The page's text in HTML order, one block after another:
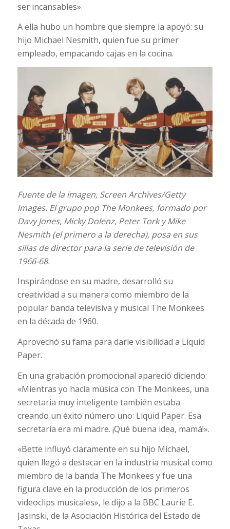
ser incansables».
A ella hubo un hombre que siempre la apoyó: su
hijo Michael Nesmith, quien fue su primer
empleado, empacando cajas en la cocina.
Fuente de la imagen, Screen Archives/Getty
Images. El grupo pop The Monkees, formado por
Davy Jones, Micky Dolenz, Peter Tork y Mike
Nesmith (el primero a la derecha), posa en sus
sillas de director para la serie de televisión de
1966-68.
Inspirándose en su madre, desarrolló su
creatividad a su manera como miembro de la
popular banda televisiva y musical The Monkees
en la década de 1960.
Aprovechó su fama para darle visibilidad a Liquid
Paper.
En una grabación promocional apareció diciendo:
«Mientras yo hacía música con The Monkees, una
secretaria muy inteligente también estaba
creando un éxito número uno: Liquid Paper. Esa
secretaria era mi madre. ¡Qué buena idea, mamá!».
«Bette influyó claramente en su hijo Michael,
quien llegó a destacar en la industria musical como
miembro de la banda The Monkees y fue una
figura clave en la producción de los primeros
videoclips musicales», le dijo a la BBC Laurie E.
Jasinski, de la Asociación Histórica del Estado de